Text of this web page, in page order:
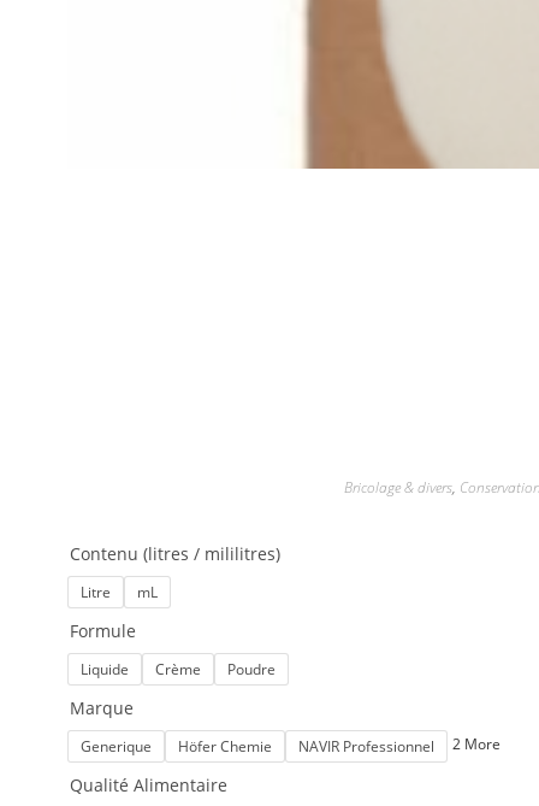
Bricolage & divers,
Contenu (litres / mililitres)
Litre mL
Formule
Liquide Crème Poudre
Marque
Generique Höfer Chemie NAVIR Professionnel 2 More
Qualité Alimentaire